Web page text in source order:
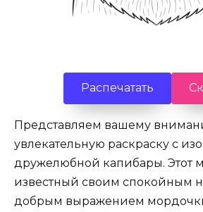
Распечатать
Представляем вашему
увлекательную раскраску с
дружелюбной капибары. Этот
известный своим спокойным
добрым выражением